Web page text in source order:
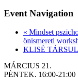
Event Navigation
« Mindset
önismereti
KLISÉ
MÁRCIUS 21.
PÉNTEK, 16:00-21:00